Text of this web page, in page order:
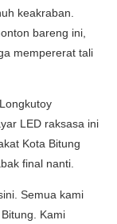
keakraban.
bareng ini,
mempererat tali
LED raksasa ini
Kota Bitung
final nanti.
Semua kami
Kami